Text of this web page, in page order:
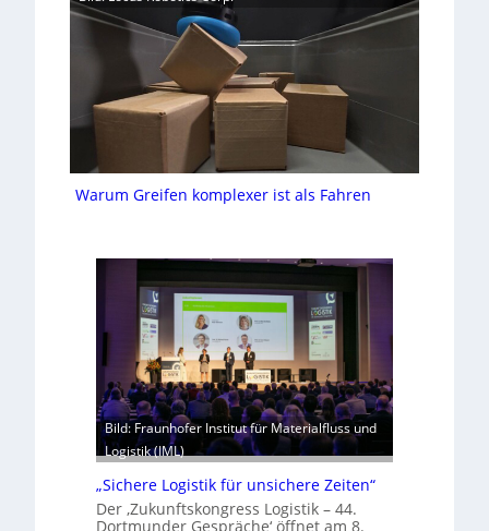
Warum Greifen komplexer ist als Fahren
Bild: Fraunhofer Institut für Materialfluss und
Logistik (IML)
„Sichere Logistik für unsichere Zeiten“
Der ‚Zukunftskongress Logistik – 44.
Dortmunder Gespräche‘ öffnet am 8.